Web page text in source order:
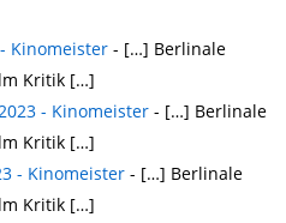
Kinomeister - […] Berlinale
Kritik […]
- Kinomeister - […] Berlinale
Kritik […]
- Kinomeister - […] Berlinale
Kritik […]